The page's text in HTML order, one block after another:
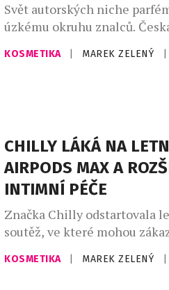
Svět autorských niche
úzkému okruhu znalců.
PARFUM LAB nově
sítí parfumerií FAnn, díky
KOSMETIKA MAREK ZELENÝ
CHILLY LÁKÁ NA
AIRPODS MAX A
INTIMNÍ PÉČE
Značka Chilly odstartovala
soutěž, ve které mohou
31. srpna 2026 vyhrát
soutěže se zapojí každý, kdo
KOSMETIKA MAREK ZELENÝ